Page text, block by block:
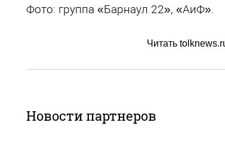
Фото: группа «Барнаул 22», «АиФ».
Читать
Новости партнеров